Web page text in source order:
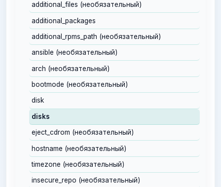
additional_files (необязательный)
additional_packages
additional_rpms_path (необязательный)
ansible (необязательный)
arch (необязательный)
bootmode (необязательный)
disk
disks
eject_cdrom (необязательный)
hostname (необязательный)
timezone (необязательный)
insecure_repo (необязательный)